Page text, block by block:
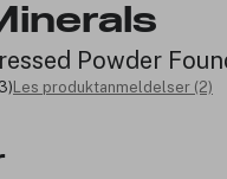
Powder
Les produktanmeldelser (2)